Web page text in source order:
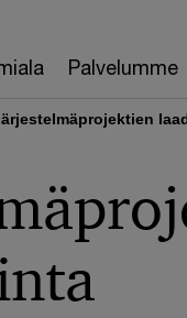
Palvelumme